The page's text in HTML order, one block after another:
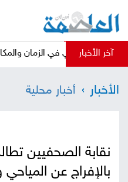
آخر الأخبار
في الزمان والمكان
الأخبار أخبار محلية
نقابة الصحفيين
بالإفراج عن